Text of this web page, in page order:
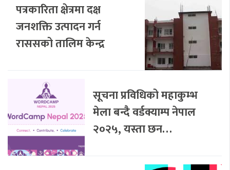
पत्रकारिता क्षेत्रमा दक्ष
जनशक्ति उत्पादन गर्न
राससको तालिम केन्द्र
सूचना प्रविधिको महाकुम्भ
मेला बन्दै वर्डक्याम्प नेपाल
२०२५, यस्ता छन…